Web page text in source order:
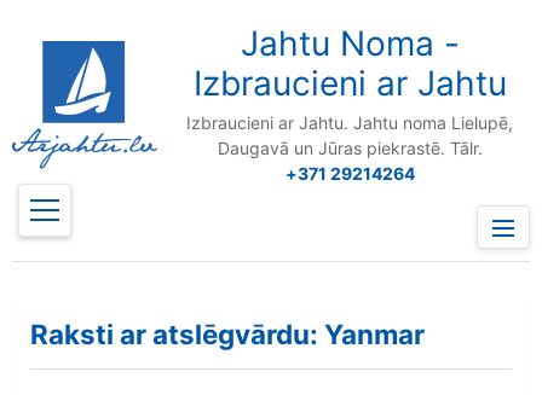
Jahtu Noma -
Izbraucieni ar Jahtu
Izbraucieni ar Jahtu. Jahtu noma Lielupē,
Daugavā un Jūras piekrastē. Tālr.
+371 29214264
Menu
Raksti ar atslēgvārdu: Yanmar